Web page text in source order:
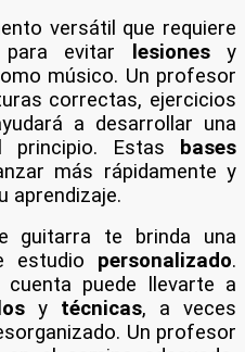
versátil que requiere
para evitar lesionesy
músico. Un profesor
correctas, ejercicios
a desarrollar una
principio. Estas
bases
más rápidamente y
aprendizaje.
guitarra te brinda una
estudio personalizado.
puede llevarte a
y técnicas, a veces
Un profesor